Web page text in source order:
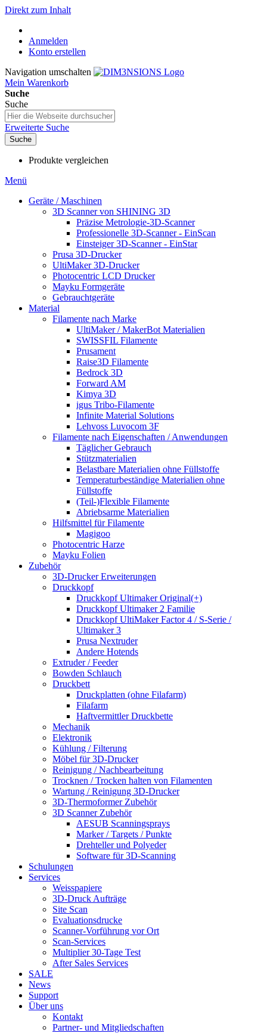
Direkt zum Inhalt
Anmelden
Konto erstellen
Navigation umschalten
Mein Warenkorb
Suche
Suche
Erweiterte Suche
Suche
Produkte vergleichen
Menü
Geräte / Maschinen
3D Scanner von SHINING 3D
Präzise Metrologie-3D-Scanner
Professionelle 3D-Scanner - EinScan
Einsteiger 3D-Scanner - EinStar
Prusa 3D-Drucker
UltiMaker 3D-Drucker
Photocentric LCD Drucker
Mayku Formgeräte
Gebrauchtgeräte
Material
Filamente nach Marke
UltiMaker / MakerBot Materialien
SWISSFIL Filamente
Prusament
Raise3D Filamente
Bedrock 3D
Forward AM
Kimya 3D
igus Tribo-Filamente
Infinite Material Solutions
Lehvoss Luvocom 3F
Filamente nach Eigenschaften / Anwendungen
Täglicher Gebrauch
Stützmaterialien
Belastbare Materialien ohne Füllstoffe
Temperaturbeständige Materialien ohne
Füllstoffe
(Teil-)Flexible Filamente
Abriebsarme Materialien
Hilfsmittel für Filamente
Magigoo
Photocentric Harze
Mayku Folien
Zubehör
3D-Drucker Erweiterungen
Druckkopf
Druckkopf Ultimaker Original(+)
Druckkopf Ultimaker 2 Familie
Druckkopf UltiMaker Factor 4 / S-Serie /
Ultimaker 3
Prusa Nextruder
Andere Hotends
Extruder / Feeder
Bowden Schlauch
Druckbett
Druckplatten (ohne Filafarm)
Filafarm
Haftvermittler Druckbette
Mechanik
Elektronik
Kühlung / Filterung
Möbel für 3D-Drucker
Reinigung / Nachbearbeitung
Trocknen / Trocken halten von Filamenten
Wartung / Reinigung 3D-Drucker
3D-Thermoformer Zubehör
3D Scanner Zubehör
AESUB Scanningsprays
Marker / Targets / Punkte
Drehteller und Polyeder
Software für 3D-Scanning
Schulungen
Services
Weisspapiere
3D-Druck Aufträge
Site Scan
Evaluationsdrucke
Scanner-Vorführung vor Ort
Scan-Services
Multiplier 30-Tage Test
After Sales Services
SALE
News
Support
Über uns
Kontakt
Partner- und Mitgliedschaften